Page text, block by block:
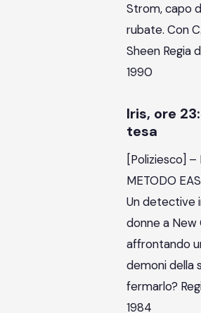
Strom, capo
rubate. Con
Sheen Regia
1990
Iris, ore
tesa
[Poliziesco] –
METODO
Un detective
donne a New
affrontando
demoni della
fermarlo?
1984